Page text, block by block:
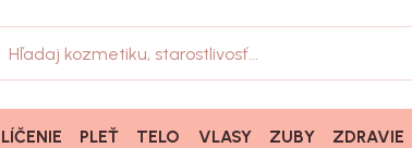
LÍČENIE PLEŤ TELO VLASY ZUBY ZDRAVIE